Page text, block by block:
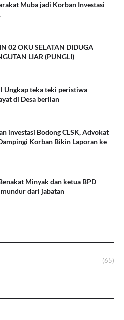
Muba jadi Korban Investasi
02 OKU SELATAN DIDUGA
LIAR (PUNGLI)
Ungkap teka teki peristiwa
di Desa berlian
investasi Bodong CLSK, Advokat
Korban Bikin Laporan ke
Minyak dan ketua BPD
mundur dari jabatan
(65)